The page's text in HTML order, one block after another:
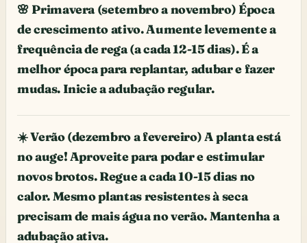
🌸 Primavera (setembro a novembro) Época
de crescimento ativo. Aumente levemente a
frequência de rega (a cada 12-15 dias). É a
melhor época para replantar, adubar e fazer
mudas. Inicie a adubação regular.
☀️ Verão (dezembro a fevereiro) A planta está
no auge! Aproveite para podar e estimular
novos brotos. Regue a cada 10-15 dias no
calor. Mesmo plantas resistentes à seca
precisam de mais água no verão. Mantenha a
adubação ativa.